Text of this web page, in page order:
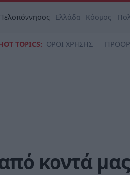
Πελοπόννησος Ελλάδα Κόσμος
TOPICS: ΟΡΟΙ ΧΡΗΣΗΣ
κοντά